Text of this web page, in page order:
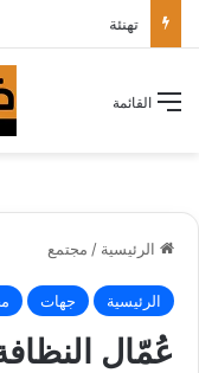
تهنئة
القائمة
الرئيسية / مجتمع
الرئيسية جهات
عُمّال